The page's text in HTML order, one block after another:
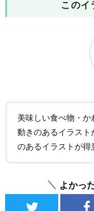
このイ
美味しい食べ物・か
動きのあるイラスト
のあるイラストが得
よかっ